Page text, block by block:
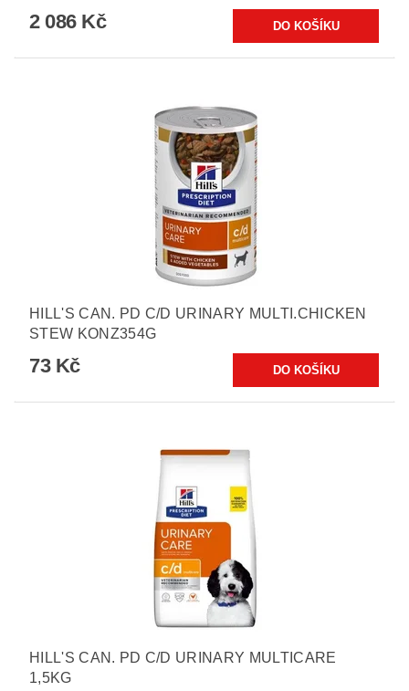
2 086 Kč
HILL'S CAN. PD C/D URINARY MULTI.CHICKEN
STEW KONZ354G
73 Kč
HILL'S CAN. PD C/D URINARY MULTICARE
1,5KG